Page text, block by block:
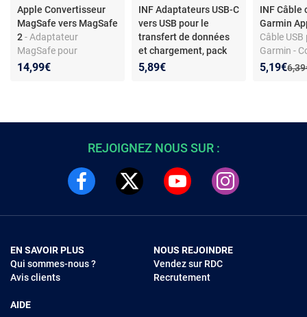
Apple Convertisseur
MagSafe vers MagSafe
2- Adaptateur
MagSafe pour
appareils compatibles
14,99€
INF Adaptateurs USB-C
vers USB pour le
transfert de données
et chargement, pack
de 2 Black
5,89€
INF Câble
Garmin
Câble
Garmin -
plusieurs
Nouveau
5,19€
REJOIGNEZ NOUS SUR :
EN SAVOIR PLUS
Qui sommes-nous ?
Avis clients
AIDE
NOUS REJOINDRE
Vendez sur RDC
Recrutement